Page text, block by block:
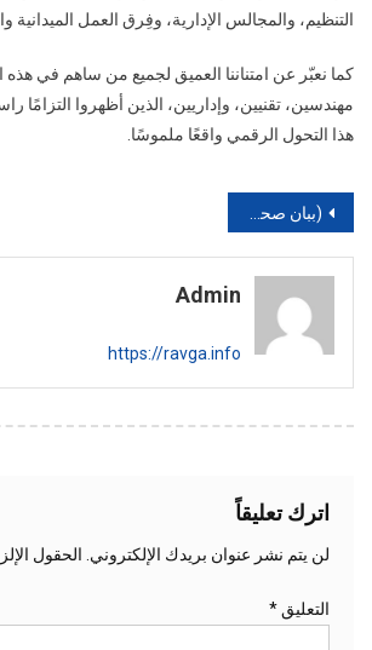
التنظيم، والمجالس الإدارية، وفِرق العمل الميدانية
كما نعبّر عن امتناننا العميق لجميع من ساهم في هذه
مهندسين، تقنيين، وإداريين، الذين أظهروا التزامًا
هذا التحول الرقمي واقعًا ملموسًا.
تصفّح
المقالات
(ببان صحفي )موقع الرفكة الرفكة : جريدة إقرأ / موف موريتل تدشن عنصرا جديدا من الإتصال الرقمي في موريتانيا….
Admin
https://ravga.info
اترك تعليقاً
لن يتم نشر عنوان بريدك الإلكتروني. الحقول
التعليق *